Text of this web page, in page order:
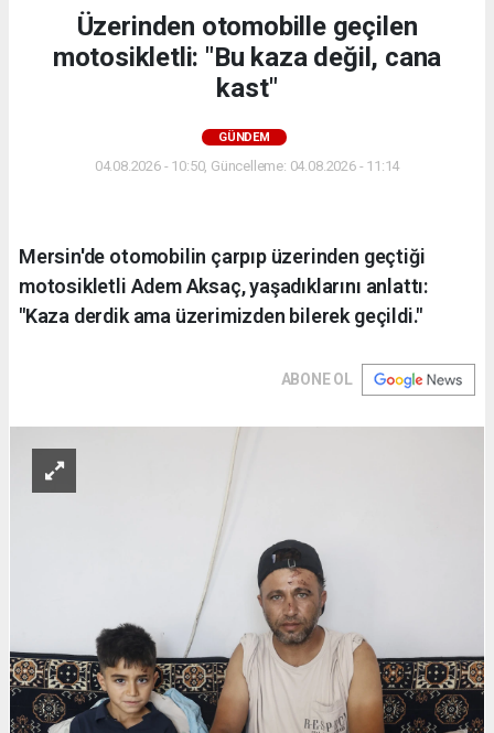
Üzerinden otomobille geçilen
motosikletli: "Bu kaza değil, cana
kast"
GÜNDEM
04.08.2026 - 10:50, Güncelleme: 04.08.2026 - 11:14
Mersin'de otomobilin çarpıp üzerinden geçtiği
motosikletli Adem Aksaç, yaşadıklarını anlattı:
"Kaza derdik ama üzerimizden bilerek geçildi."
ABONE OL